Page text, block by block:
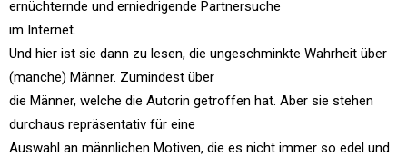
ernüchternde und erniedrigende Partnersuche
im Internet.
Und hier ist sie dann zu lesen, die ungeschminkte Wahrheit über
(manche) Männer. Zumindest über
die Männer, welche die Autorin getroffen hat. Aber sie stehen
durchaus repräsentativ für eine
Auswahl an männlichen Motiven, die es nicht immer so edel und